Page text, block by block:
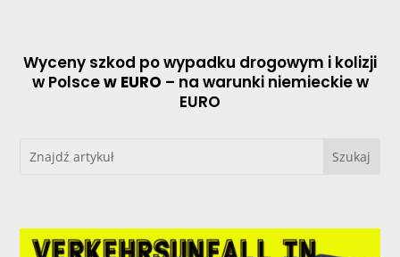
Wyceny szkod po wypadku drogowym i kolizji
w Polscew EURO – na warunki niemieckie w
EURO